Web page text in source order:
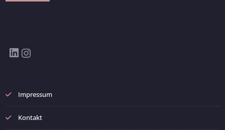
LinkedIn
Instagram
Impressum
Kontakt